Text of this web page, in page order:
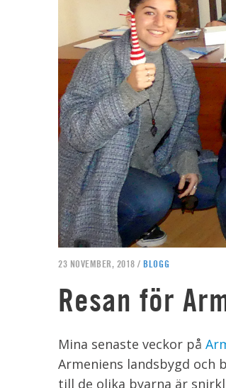
23 NOVEMBER, 2018 / BLOGG
Resan för
Mina senaste veckor på
Armeniens landsbygd och
till de olika byarna är